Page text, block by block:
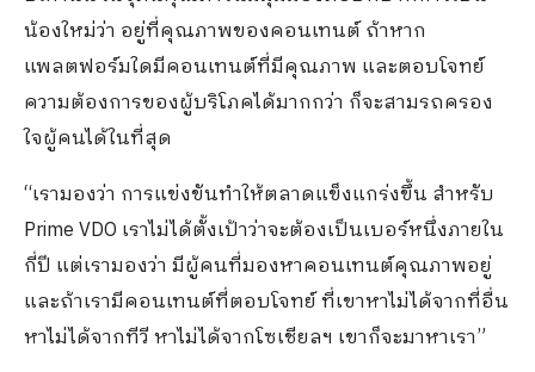
น้องใหม่ว่า อยู่ที่คุณภาพของคอนเทนต์ ถ้าหาก
แพลตฟอร์มใดมีคอนเทนต์ที่มีคุณภาพ และตอบโจทย์
ความต้องการของผู้บริโภคได้มากกว่า ก็จะสามรถครอง
ใจผู้คนได้ในที่สุด
“เรามองว่า การแข่งขันทำให้ตลาดแข็งแกร่งขึ้น สำหรับ
Prime VDO เราไม่ได้ตั้งเป้าว่าจะต้องเป็นเบอร์หนึ่งภายใน
กี่ปี แต่เรามองว่า มีผู้คนที่มองหาคอนเทนต์คุณภาพอยู่
และถ้าเรามีคอนเทนต์ที่ตอบโจทย์ ที่เขาหาไม่ได้จากที่อื่น
หาไม่ได้จากทีวี หาไม่ได้จากโซเชียลฯ เขาก็จะมาหาเรา”